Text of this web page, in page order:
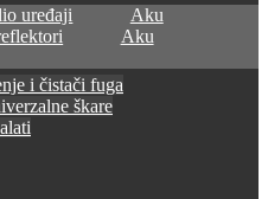
uređaji
Aku
Aku
i čistači fuga
škare